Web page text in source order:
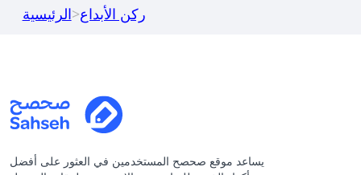
الرئيسية>ركن الأبداع
يساعد موقع صحصح المستخدمين في العثور على أفضل